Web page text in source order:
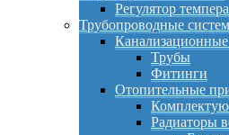
Регулятор
Трубопроводные
Трубы
Фитинги
Отопительные
Радиаторы